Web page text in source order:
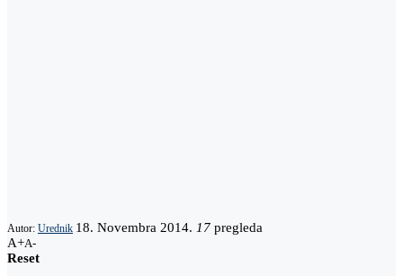
Autor: Urednik 18. Novembra 2014. 17 pregleda
A+A-
Reset